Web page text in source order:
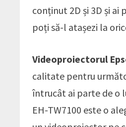
conținut 2D și 3D și
poți să-l atașezi la
Videoproiectorul
calitate pentru
întrucât ai parte de o
EH-TW7100 este o